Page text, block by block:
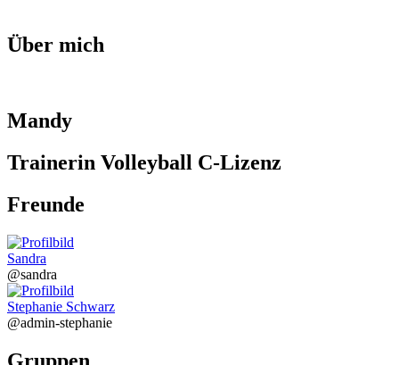
Über mich
Mandy
Trainerin Volleyball C-Lizenz
Freunde
Sandra
@sandra
Stephanie Schwarz
@admin-stephanie
Gruppen